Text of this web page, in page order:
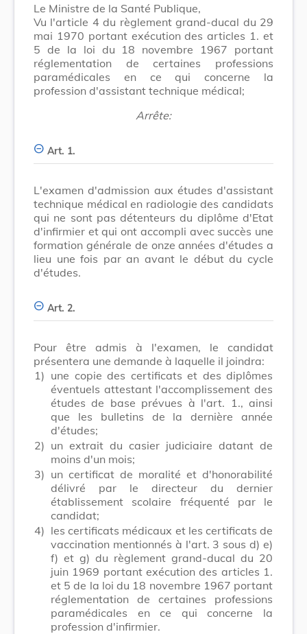
Le Ministre de la Santé Publique,
Vu l'article 4 du règlement grand-ducal du 29
mai 1970 portant exécution des articles 1. et
5 de la loi du 18 novembre 1967 portant
réglementation de certaines professions
paramédicales en ce qui concerne la
profession d'assistant technique médical;
Arrête:
Art. 1.
L'examen d'admission aux études d'assistant
technique médical en radiologie des candidats
qui ne sont pas détenteurs du diplôme d'Etat
d'infirmier et qui ont accompli avec succès une
formation générale de onze années d'études a
lieu une fois par an avant le début du cycle
d'études.
Art. 2.
Pour être admis à l'examen, le candidat
présentera une demande à laquelle il joindra:
1) une copie des certificats et des diplômes
éventuels attestant l'accomplissement des
études de base prévues à l'art. 1., ainsi
que les bulletins de la dernière année
d'études;
2) un extrait du casier judiciaire datant de
moins d'un mois;
3) un certificat de moralité et d'honorabilité
délivré par le directeur du dernier
établissement scolaire fréquenté par le
candidat;
4) les certificats médicaux et les certificats de
vaccination mentionnés à l'art. 3 sous d) e)
f) et g) du règlement grand-ducal du 20
juin 1969 portant exécution des articles 1.
et 5 de la loi du 18 novembre 1967 portant
réglementation de certaines professions
paramédicales en ce qui concerne la
profession d'infirmier.